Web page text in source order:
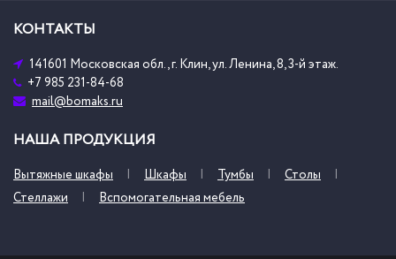
КОНТАКТЫ
141601 Московская обл., г. Клин, ул. Ленина, 8, 3-й этаж.
+7 985 231-84-68
mail@bomaks.ru
НАША ПРОДУКЦИЯ
Вытяжные шкафы Шкафы Тумбы
Столы
Стеллажи
Вспомогательная мебель